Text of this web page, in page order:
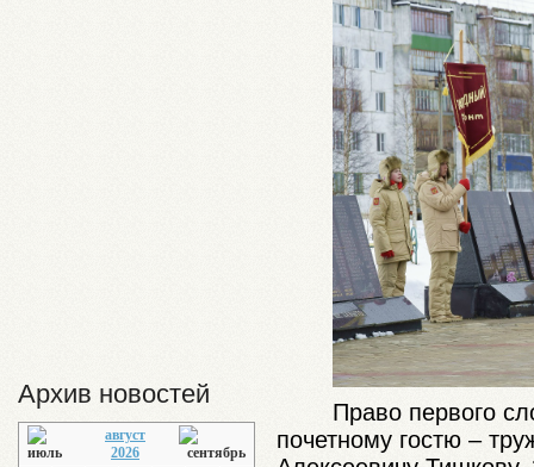
Архив новостей
август
2026
Право первого
почетному гостю –